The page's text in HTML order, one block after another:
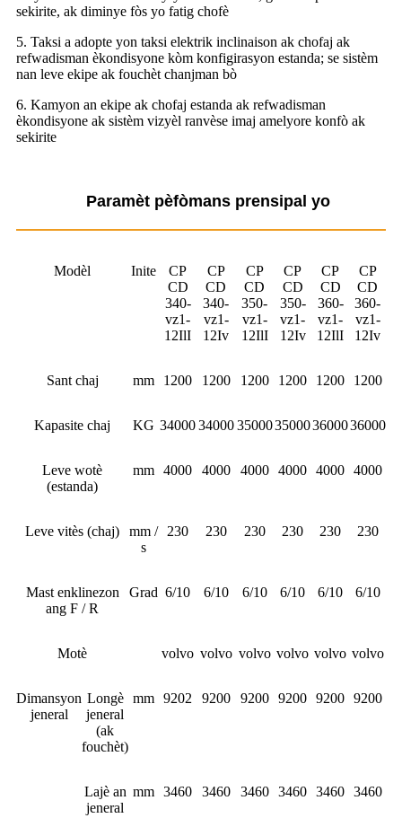
sekirite, ak diminye fòs yo fatig chofè
5. Taksi a adopte yon taksi elektrik inclinaison ak chofaj ak
refwadisman èkondisyone kòm konfigirasyon estanda; se sistèm
nan leve ekipe ak fouchèt chanjman bò
6. Kamyon an ekipe ak chofaj estanda ak refwadisman
èkondisyone ak sistèm vizyèl ranvèse imaj amelyore konfò ak
sekirite
Paramèt pèfòmans prensipal yo
Modèl Inite
CP
CD
340-
vz1-
12IlI
CP
CD
340-
vz1-
12Iv
CP
CD
350-
vz1-
12IlI
CP
CD
350-
vz1-
12Iv
CP
CD
360-
vz1-
12IlI
CP
CD
360-
vz1-
12Iv
Sant chaj mm 1200 1200 1200 1200 1200 1200
Kapasite chaj KG 3400034000 35000350003600036000
Leve wotè
(estanda)
mm 4000 4000 4000 4000 4000 4000
Leve vitès (chaj)
mm /
s
230 230 230 230 230 230
Mast enklinezon
ang F / R
Grad 6/10 6/10 6/10 6/10 6/10 6/10
Motè volvo volvo volvo volvo volvo volvo
Dimansyon
jeneral
Longè
jeneral
(ak
fouchèt)
mm 9202 9200 9200 9200 9200 9200
Lajè an
jeneral
mm 3460 3460 3460 3460 3460 3460